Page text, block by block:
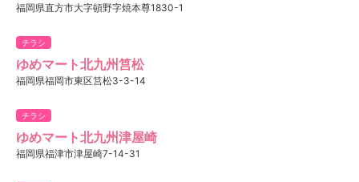
福岡県直方市大字頓野字焼本尊1830-1
チラシ
ゆめマート北九州筥松
福岡県福岡市東区筥松3-3-14
チラシ
ゆめマート北九州津屋崎
福岡県福津市津屋崎7-14-31